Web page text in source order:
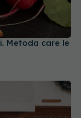
Metoda care le